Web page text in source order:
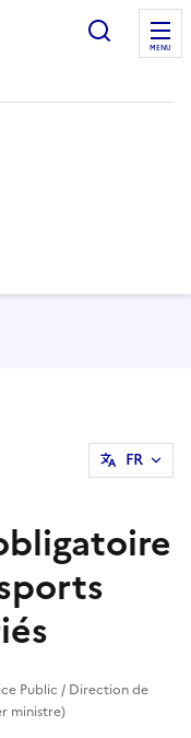
MENU
FR
Public / Direction de
ministre)